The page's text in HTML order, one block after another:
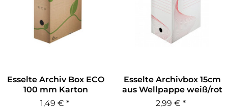
Esselte Archiv Box ECO
100 mm Karton
naturbraun
1,49 € *
Esselte Archivbox 15cm
aus Wellpappe weiß/rot
2,99 € *